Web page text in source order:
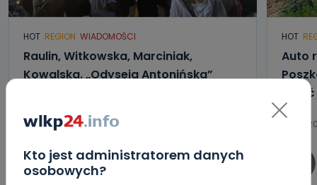
Kto jest administratorem danych
osobowych?
HOT REGION WIADOMOŚCI
Raulin, Witkowska, Marciniak,
Kowalska. „Odyseja Antonińska”
07.08.2026 20:56
Aleksandra Barczak 0
HOT
Auto